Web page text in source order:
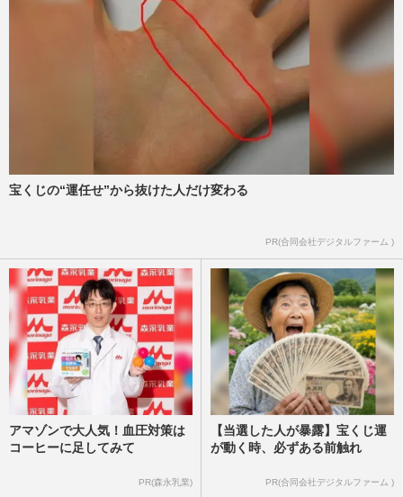
宝くじの“運任せ”から抜けた人だけ変わる
PR(合同会社デジタルファーム )
アマゾンで大人気！血圧対策は
コーヒーに足してみて
PR(森永乳業)
【当選した人が暴露】宝くじ運
が動く時、必ずある前触れ
PR(合同会社デジタルファーム )